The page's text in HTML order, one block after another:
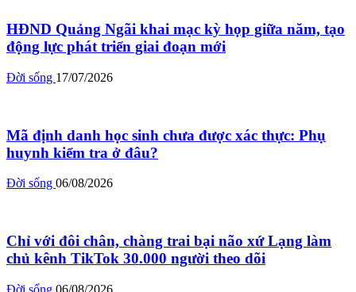
HĐND Quảng Ngãi khai mạc kỳ họp giữa năm, tạo
động lực phát triển giai đoạn mới
Đời sống 17/07/2026
Mã định danh học sinh chưa được xác thực: Phụ
huynh kiểm tra ở đâu?
Đời sống 06/08/2026
Chỉ với đôi chân, chàng trai bại não xứ Lạng làm
chủ kênh TikTok 30.000 người theo dõi
Đời sống 06/08/2026